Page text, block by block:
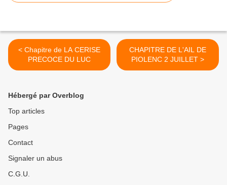
< Chapitre de LA CERISE
PRECOCE DU LUC
CHAPITRE DE L'AIL DE
PIOLENC 2 JUILLET >
Hébergé par Overblog
Top articles
Pages
Contact
Signaler un abus
C.G.U.